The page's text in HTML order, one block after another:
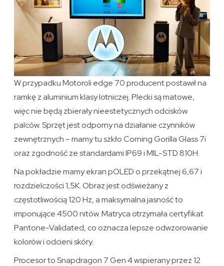
W przypadku Motoroli edge 70 producent postawił na
ramkę z aluminium klasy lotniczej. Plecki są matowe,
więc nie będą zbierały nieestetycznych odcisków
palców. Sprzęt jest odporny na działanie czynników
zewnętrznych – mamy tu szkło Corning Gorilla Glass 7i
oraz zgodność ze standardami IP69 i MIL-STD 810H.
Na pokładzie mamy ekran pOLED o przekątnej 6,67 i
rozdzielczości 1,5K. Obraz jest odświeżany z
częstotliwością 120 Hz, a maksymalna jasność to
imponujące 4500 nitów. Matryca otrzymała certyfikat
Pantone-Validated, co oznacza lepsze odwzorowanie
kolorów i odcieni skóry.
Procesor to Snapdragon 7 Gen 4 wspierany przez 12